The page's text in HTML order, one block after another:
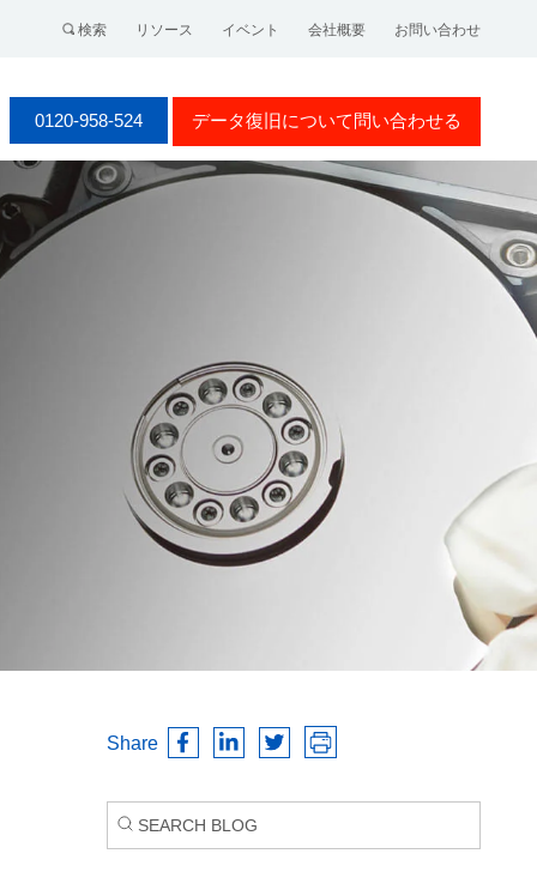
検索 リソース イベント 会社概要 お問い合わせ
0120-958-524 データ復旧について問い合わせる
Share